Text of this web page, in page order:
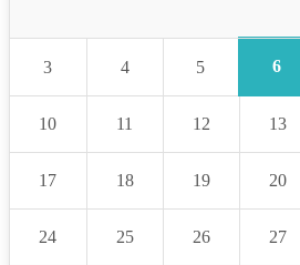
3 4 5 6
10 11 12 13
17 18 19 20
24 25 26 27